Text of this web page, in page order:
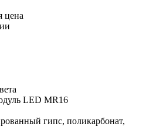
цена
LED MR16
гипс, поликарбонат,